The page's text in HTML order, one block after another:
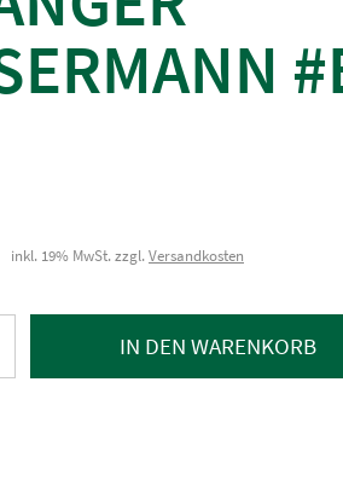
inkl. 19% MwSt. zzgl.Versandkosten
IN DEN WARENKORB